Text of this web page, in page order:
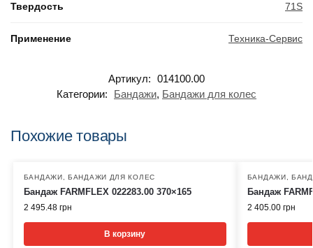
Твердость 71S
Применение Техника-Сервис
Артикул: 014100.00
Категории:
Бандажи, Бандажи для колес
Похожие товары
БАНДАЖИ,БАНДАЖИ ДЛЯ КОЛЕС
Бандаж FARMFLEX 022283.00 370×165
2 495.48 грн
В корзину
БАНДАЖИ,
Бандаж
2 405.00 грн